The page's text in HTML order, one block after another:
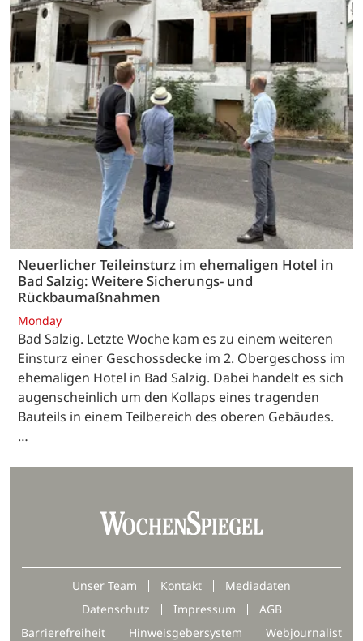
Neuerlicher Teileinsturz im ehemaligen Hotel in
Bad Salzig: Weitere Sicherungs- und
Rückbaumaßnahmen
Monday
Bad Salzig. Letzte Woche kam es zu einem weiteren
Einsturz einer Geschossdecke im 2. Obergeschoss im
ehemaligen Hotel in Bad Salzig. Dabei handelt es sich
augenscheinlich um den Kollaps eines tragenden
Bauteils in einem Teilbereich des oberen Gebäudes.
…
Unser Team Kontakt
Mediadaten
Datenschutz
Impressum
AGB
Barrierefreiheit
Hinweisgebersystem Webjournalist